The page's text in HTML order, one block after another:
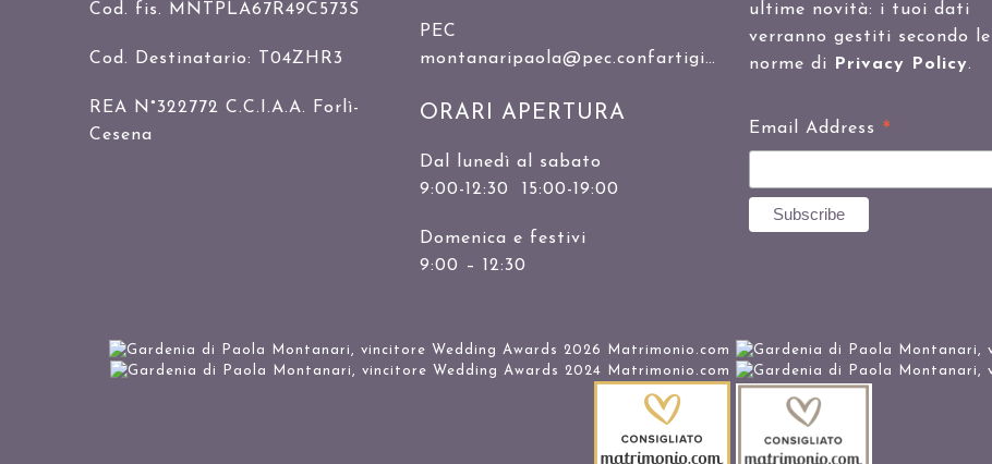
Cod. fis. MNTPLA67R49C573S
Cod. Destinatario: T04ZHR3
REA N°322772 C.C.I.A.A. Forlì-
Cesena
PEC
montanaripaola@pec.confartigianato.it
ORARI APERTURA
Dal lunedì al sabato
9:00-12:30 15:00-19:00
Domenica e festivi
9:00 – 12:30
ultime novità: i tuoi dati
verranno gestiti secondo le
norme di
Privacy Policy.
Email Address *